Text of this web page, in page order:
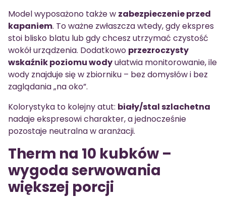
Model wyposażono także w zabezpieczenie przed
kapaniem. To ważne zwłaszcza wtedy, gdy ekspres
stoi blisko blatu lub gdy chcesz utrzymać czystość
wokół urządzenia. Dodatkowo przezroczysty
wskaźnik poziomu wodyułatwia monitorowanie, ile
wody znajduje się w zbiorniku – bez domysłów i bez
zaglądania „na oko”.
Kolorystyka to kolejny atut: biały/stal szlachetna
nadaje ekspresowi charakter, a jednocześnie
pozostaje neutralna w aranżacji.
Therm na 10 kubków –
wygoda serwowania
większej porcji